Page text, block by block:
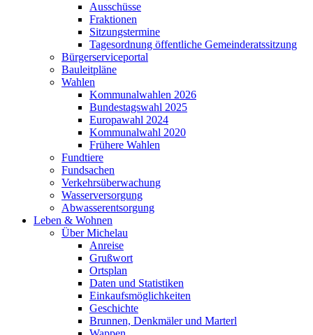
Ausschüsse
Fraktionen
Sitzungstermine
Tagesordnung öffentliche Gemeinderatssitzung
Bürgerserviceportal
Bauleitpläne
Wahlen
Kommunalwahlen 2026
Bundestagswahl 2025
Europawahl 2024
Kommunalwahl 2020
Frühere Wahlen
Fundtiere
Fundsachen
Verkehrsüberwachung
Wasserversorgung
Abwasserentsorgung
Leben & Wohnen
Über Michelau
Anreise
Grußwort
Ortsplan
Daten und Statistiken
Einkaufsmöglichkeiten
Geschichte
Brunnen, Denkmäler und Marterl